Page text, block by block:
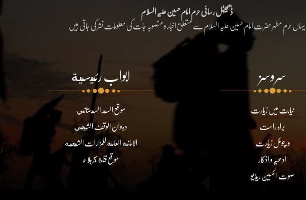
ڈیجیٹل رسائی حرم امام حسین علیہ السلام
یہاں حرم مطہر حضرت امام حسین علیہ السلام سے متعلق اخبار و منصوبہ جات کی معلومات نشر کی جاتی ہیں
سروسز
نیابت میں زیارت
براہ راست
ورچوئل زیارت
ادعیہ و اذکار
صوت الحسین ریڈیو
ابواب رئيسية
موقع السيد السيستاني
ديوان الوقف الشيعي
الامانة العامة للمزارات الشيعية
موقع قناة كربلاء